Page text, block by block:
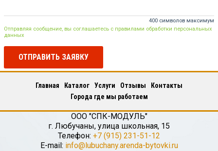
400 символов максимум
Отправляя сообщение, вы соглашаетесь с правилами обработки персональных
данных
ОТПРАВИТЬ ЗАЯВКУ
Главная Каталог Услуги Отзывы
Контакты
Города где мы работаем
ООО "СПК-МОДУЛЬ"
г. Любучаны, улица школьная, 15
Телефон: +7 (915) 231-51-12
E-mail: info@lubuchany.arenda-bytovki.ru